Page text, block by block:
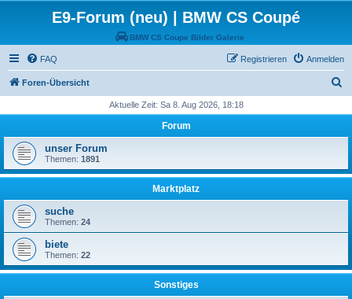
E9-Forum (neu) | BMW CS Coupé
BMW CS Coupe Bilder Galerie
FAQ Anmelden
Registrieren
Foren-Übersicht
h
Aktuelle Zeit: Sa 8. Aug 2026, 18:18
Forum
unser Forum
Themen: 1891
Marktplatz
suche
Themen: 24
biete
Themen: 22
Sonstiges